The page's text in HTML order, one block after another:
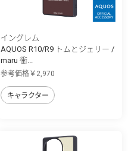
イングレム
AQUOS R10/R9 トムとジェリー /
maru 衝...
参考価格￥2,970
キャラクター